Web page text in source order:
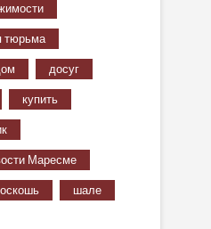
тюрьма
досуг
купить
Маресме
шале